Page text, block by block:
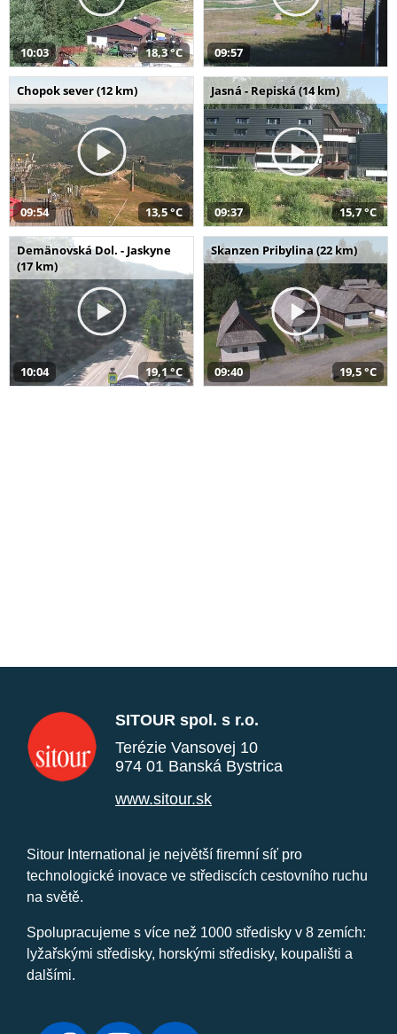
10:03 18,3 °C 09:57
Chopok sever (12 km)
09:54 13,5 °C
Jasná - Repiská (14 km)
09:37 15,7 °C
Demänovská Dol. - Jaskyne
(17 km)
10:04 19,1 °C
Skanzen Pribylina (22 km)
09:40 19,5 °C
SITOUR spol. s r.o.
Terézie Vansovej 10
974 01 Banská Bystrica
www.sitour.sk
Sitour International je největší firemní síť pro
technologické inovace ve střediscích cestovního ruchu
na světě.
Spolupracujeme s více než 1000 středisky v 8 zemích:
lyžařskými středisky, horskými středisky, koupališti a
dalšími.